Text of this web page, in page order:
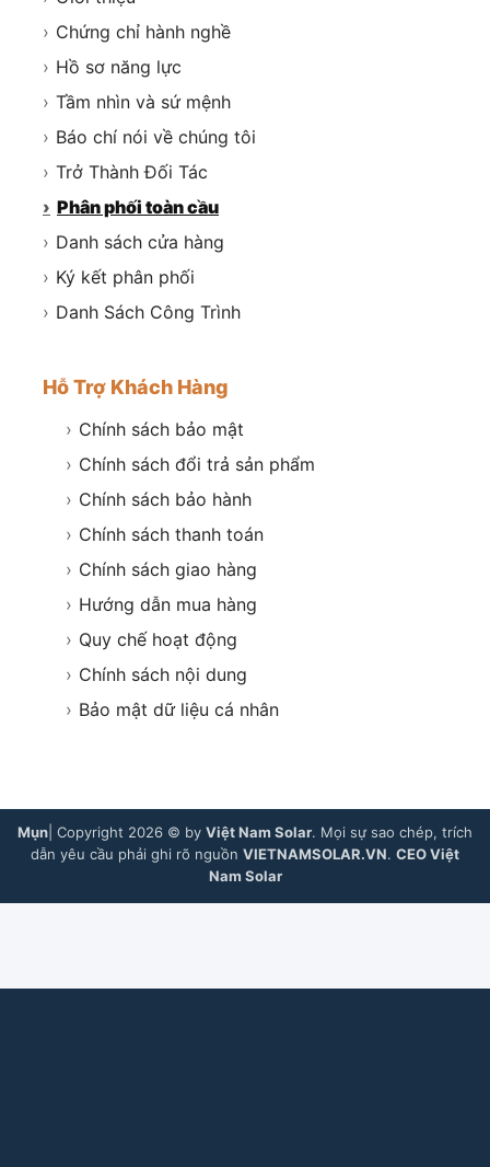
› Chứng chỉ hành nghề
› Hồ sơ năng lực
› Tầm nhìn và sứ mệnh
› Báo chí nói về chúng tôi
› Trở Thành Đối Tác
› Phân phối toàn cầu
› Danh sách cửa hàng
› Ký kết phân phối
› Danh Sách Công Trình
Hỗ Trợ Khách Hàng
› Chính sách bảo mật
› Chính sách đổi trả sản phẩm
› Chính sách bảo hành
› Chính sách thanh toán
› Chính sách giao hàng
› Hướng dẫn mua hàng
› Quy chế hoạt động
› Chính sách nội dung
› Bảo mật dữ liệu cá nhân
Mụn | Copyright 2026 © by Việt Nam Solar. Mọi sự sao chép, trích
dẫn yêu cầu phải ghi rõ nguồn VIETNAMSOLAR.VN. CEO Việt
Nam Solar